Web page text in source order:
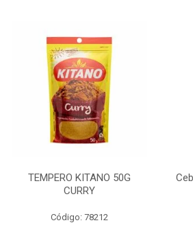
TEMPERO KITANO 50G
CURRY
Código: 78212